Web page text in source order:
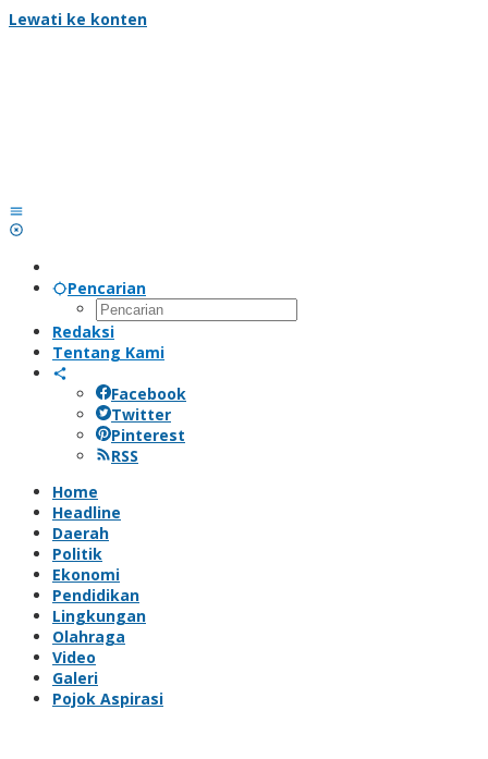
Lewati ke konten
Pencarian
Redaksi
Tentang Kami
Facebook
Twitter
Pinterest
RSS
Home
Headline
Daerah
Politik
Ekonomi
Pendidikan
Lingkungan
Olahraga
Video
Galeri
Pojok Aspirasi